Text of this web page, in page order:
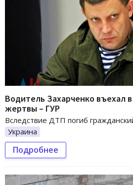
Водитель Захарченко въехал
жертвы – ГУР
Вследствие ДТП погиб
Украина
Подробнее